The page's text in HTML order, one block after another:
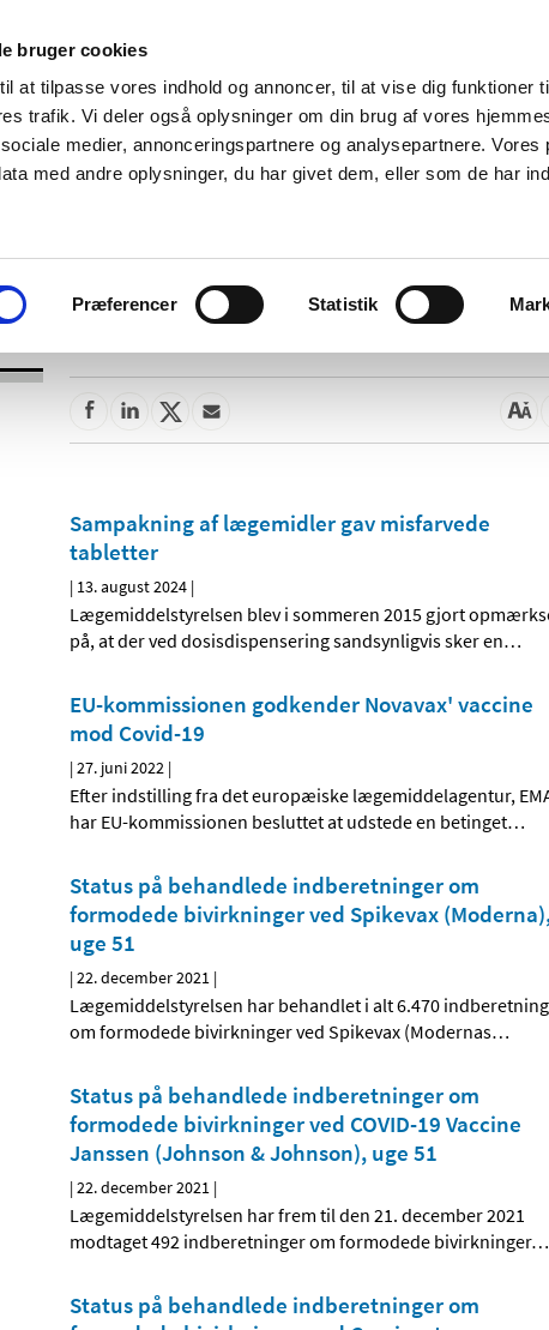
bruger cookies
at tilpasse vores indhold og annoncer, til at vise dig funktioner
trafik. Vi deler også oplysninger om din brug af vores
medier, annonceringspartnere og analysepartnere. Vores
med andre oplysninger, du har givet dem, eller som de har
Præferencer Statistik
Nyheder Om os
og
Tilskud og
Apoteker og salg af
Sampakning af lægemidler gav misfarvede
tabletter
| 13. august 2024 |
Lægemiddelstyrelsen blev i sommeren 2015 gjort
på, at der ved dosisdispensering sandsynligvis sker en…
EU-kommissionen godkender Novavax' vaccine
mod Covid-19
|27. juni 2022 |
Efter indstilling fra det europæiske lægemiddelagentur,
har EU-kommissionen besluttet at udstede en betinget…
Status på behandlede indberetninger om
formodede bivirkninger ved Spikevax
uge 51
|22. december 2021 |
Lægemiddelstyrelsen har behandlet i alt 6.470
om formodede bivirkninger ved Spikevax (Modernas…
Status på behandlede indberetninger om
formodede bivirkninger ved COVID-19 Vaccine
Janssen (Johnson & Johnson), uge 51
|22. december 2021 |
Lægemiddelstyrelsen har frem til den 21. december 2021
modtaget 492 indberetninger om formodede bivirkninger…
Status på behandlede indberetninger om